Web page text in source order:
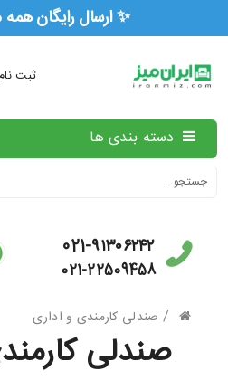
ثبت
دسته بندی ها
021-۹۱۳۰۶۲۴۲
021-22509458
/ صندلی کارمندی و اداری
صندلی